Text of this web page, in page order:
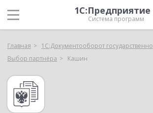
1С:Предприятие
Система программ
Главная
1С:Документооборот
Выбор партнёра
Кашин